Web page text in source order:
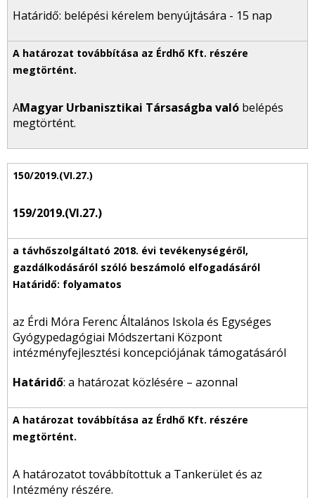
Határidő: belépési kérelem benyújtására - 15 nap
AMagyar Urbanisztikai Társaságba való belépés
megtörtént.
159/2019.(VI.27.)
az Érdi Móra Ferenc Általános Iskola és Egységes
Gyógypedagógiai Módszertani Központ
intézményfejlesztési koncepciójának támogatásáról
Határidő: a határozat közlésére – azonnal
A határozatot továbbítottuk a Tankerület és az
Intézmény részére.